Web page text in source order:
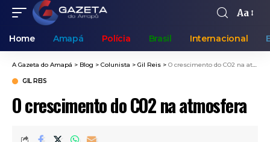
Aa
Home Amapá Polícia Brasil Internacional
A Gazeta do Amapá > Blog > Colunista > Gil Reis > O crescimento do CO2 na atmosfera
GIL REIS
O crescimento do CO2 na atmosfera